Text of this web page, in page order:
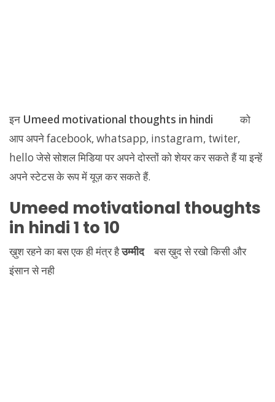
इन Umeed motivational thoughts in hindi
को
आप अपने facebook, whatsapp, instagram, twiter,
hello जेसे सोशल मिडिया पर अपने दोस्तों को शेयर कर सकते हैं या इन्हें
अपने स्टेटस के रूप में यूज़ कर सकते हैं.
Umeed motivational thoughts
in hindi1 to 10
ख़ुश रहने का बस एक ही मंत्र हैउम्मीद
बस ख़ुद से रखो किसी और
इंसान से नही